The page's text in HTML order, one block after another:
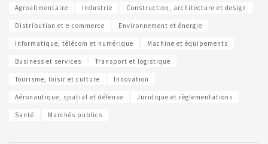
Agroalimentaire Industrie Construction, architecture et design
Distribution et e-commerce Environnement et énergie
Informatique, télécom et numérique Machine et équipements
Business et services Transport et logistique
Tourisme, loisir et culture Innovation
Aéronautique, spatial et défense Juridique et règlementations
Santé Marchés publics